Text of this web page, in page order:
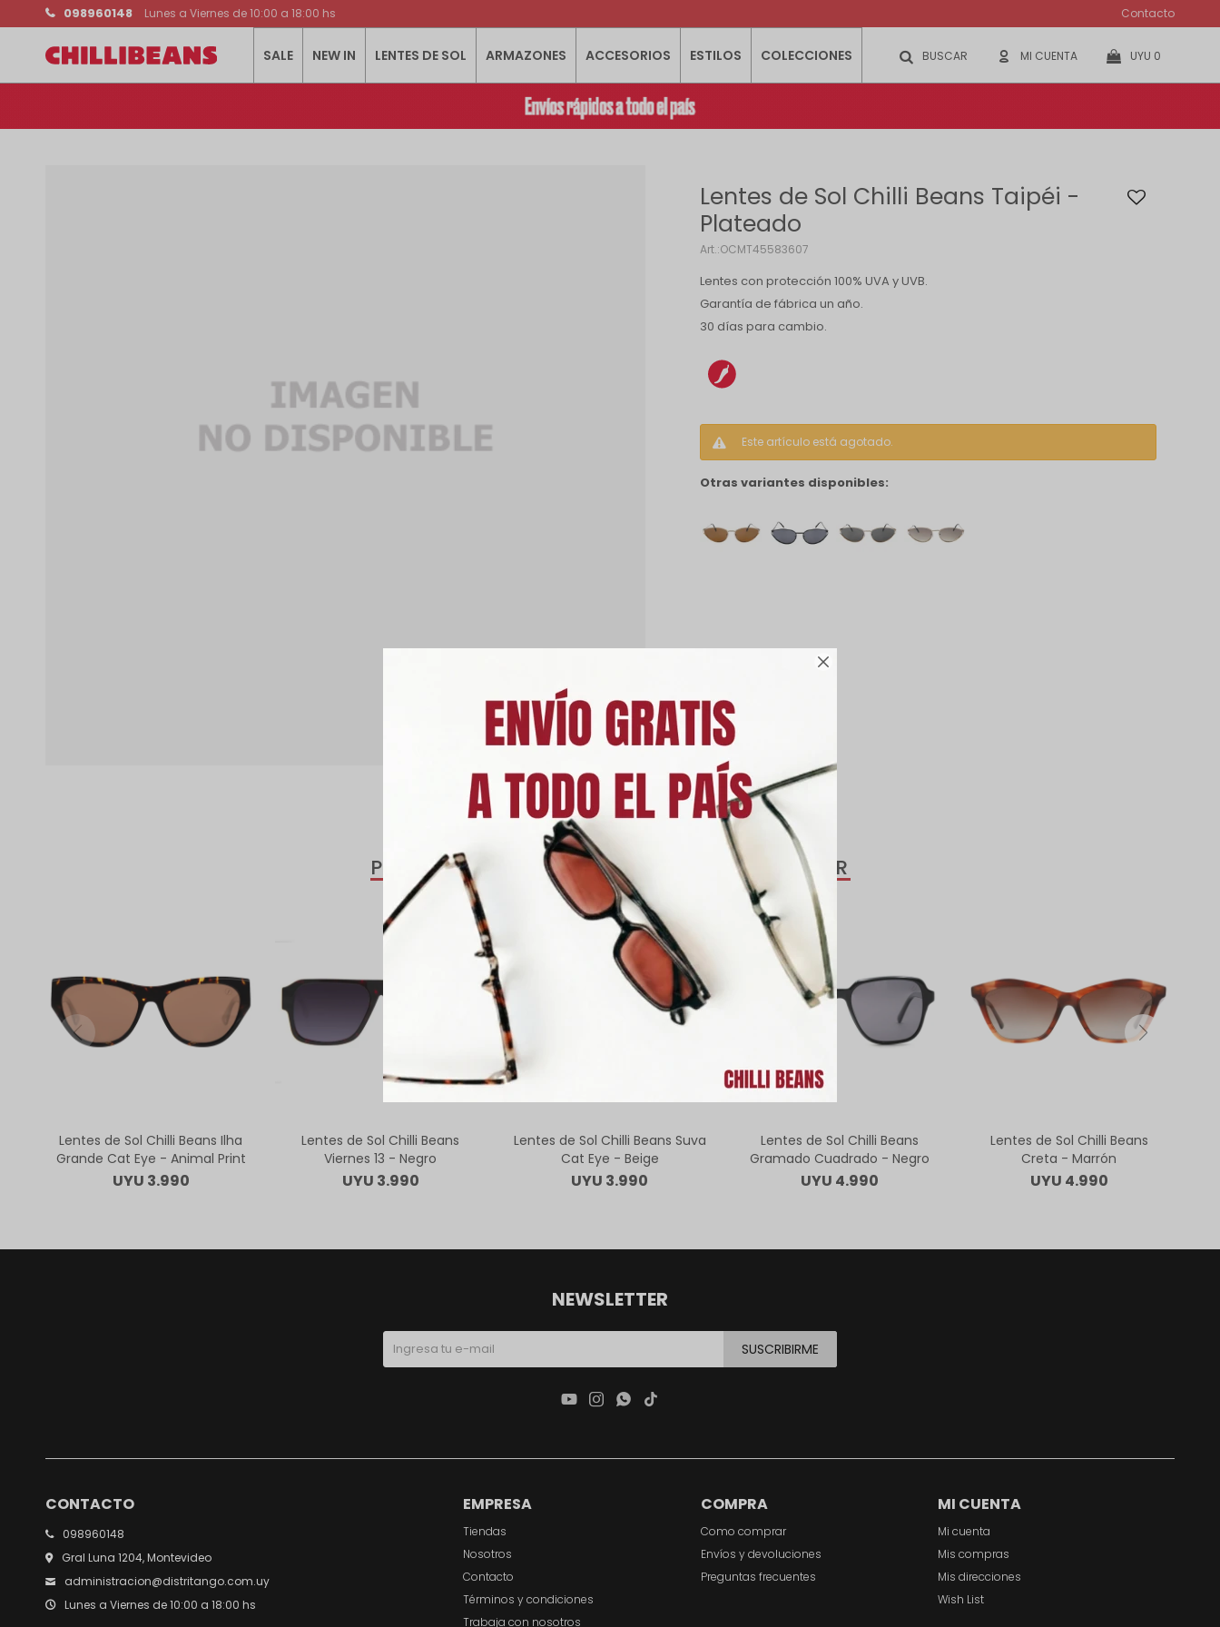

SALE NEW IN LENTES DE SOL ARMAZONES ACCESORIOS ESTILOS COLECCIONES UYU 0
098960148 Lunes a Viernes de 10:00 a 18:00 hs Contacto
Lentes de Sol Chilli Beans Taipéi -
Plateado
OCMT45583607
Lentes con protección 100% UVA y UVB.
Garantía de fábrica un año.
30 días para cambio.
Este artículo está agotado.
Otras variantes disponibles:
PRODUCTOS QUE TE PUEDEN INTERESAR
Lentes de Sol Chilli Beans Ilha
Grande Cat Eye - Animal Print
UYU 3.990
Lentes de Sol Chilli Beans
Viernes 13 - Negro
UYU 3.990
Lentes de Sol Chilli Beans Suva
Cat Eye - Beige
UYU 3.990
Lentes de Sol Chilli Beans
Gramado Cuadrado - Negro
UYU 4.990
Lentes de Sol Chilli Beans
Creta - Marrón
UYU 4.990
CONTACTO
098960148
Gral Luna 1204, Montevideo
administracion@distritango.com.uy
Lunes a Viernes de 10:00 a 18:00 hs
EMPRESA
Tiendas
Nosotros
Contacto
Términos y condiciones
Trabaja con nosotros
COMPRA
Como comprar
Envíos y devoluciones
Preguntas frecuentes
MI CUENTA
Mi cuenta
Mis compras
Mis direcciones
Wish List
NEWSLETTER
SUSCRIBIRME
   